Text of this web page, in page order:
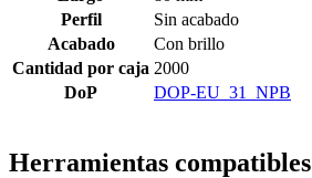
Perfil
Sin acabado
Acabado
Con brillo
Cantidad por caja 2000
DoP
DOP-EU_31_NPB
Herramientas compatibles